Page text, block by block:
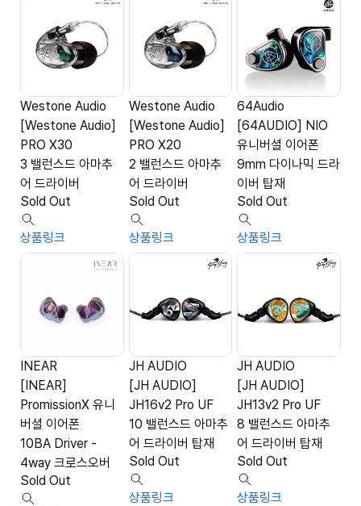
Westone Audio
[Westone Audio]
PRO X30
3 밸런스드 아마추
어 드라이버
Sold Out
상품링크
Westone Audio
[Westone Audio]
PRO X20
2 밸런스드 아마추
어 드라이버
Sold Out
상품링크
64Audio
[64AUDIO] NIO
유니버셜 이어폰
9mm 다이나믹 드라
이버 탑재
Sold Out
상품링크
INEAR
[INEAR]
PromissionX 유니
버셜 이어폰
10BA Driver -
4way 크로스오버
Sold Out
JH AUDIO
[JH AUDIO]
JH16v2 Pro UF
10 밸런스드 아마추
어 드라이버 탑재
Sold Out
상품링크
JH AUDIO
[JH AUDIO]
JH13v2 Pro UF
8 밸런스드 아마추
어 드라이버 탑재
Sold Out
상품링크